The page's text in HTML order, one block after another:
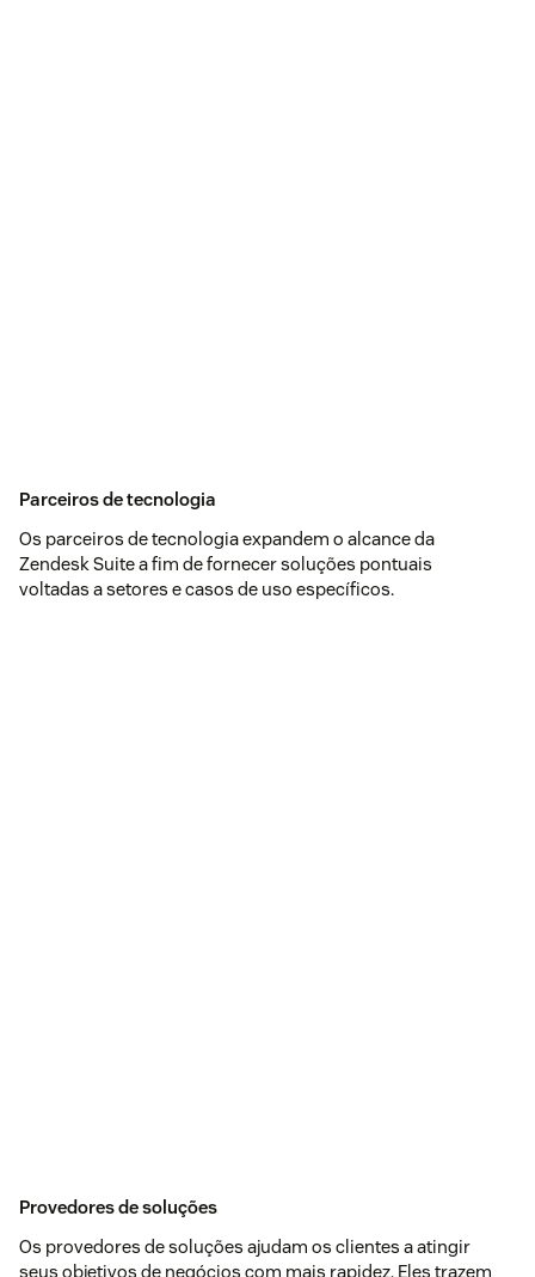
Parceiros de tecnologia
Os parceiros de tecnologia expandem o alcance da
Zendesk Suite a fim de fornecer soluções pontuais
voltadas a setores e casos de uso específicos.
Provedores de soluções
Os provedores de soluções ajudam os clientes a atingir
seus objetivos de negócios com mais rapidez. Eles trazem